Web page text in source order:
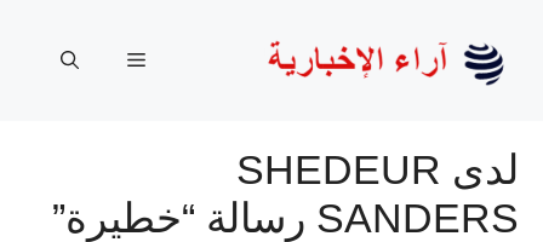
المحتوى
القائمة
لدى SHEDEUR
SANDERS رسالة “خطيرة”